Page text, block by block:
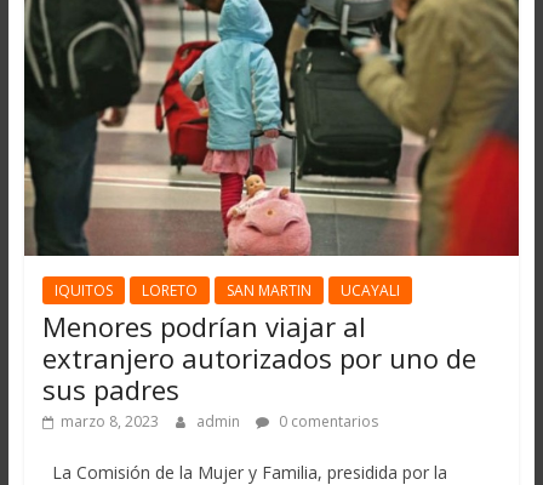
IQUITOS LORETO SAN MARTIN UCAYALI
Menores podrían viajar al
extranjero autorizados por uno de
sus padres
marzo 8, 2023 admin 0 comentarios
La Comisión de la Mujer y Familia, presidida por la